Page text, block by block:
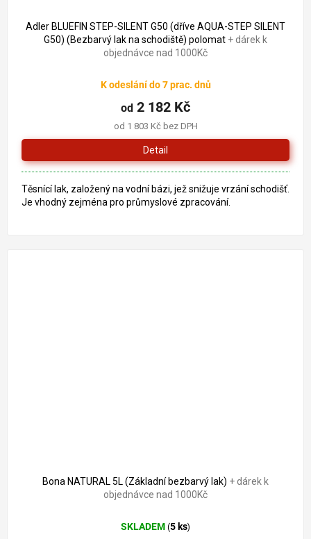
Adler BLUEFIN STEP-SILENT G50 (dříve AQUA-STEP SILENT
G50) (Bezbarvý lak na schodiště) polomat + dárek k
objednávce nad 1000Kč
K odeslání do 7 prac. dnů
od 1 803 Kč bez DPH
od 2 182 Kč
Detail
Těsnící lak, založený na vodní bázi, jež snižuje vrzání schodišť.
Je vhodný zejména pro průmyslové zpracování.
Bona NATURAL 5L (Základní bezbarvý lak) + dárek k
objednávce nad 1000Kč
SKLADEM (5 ks)